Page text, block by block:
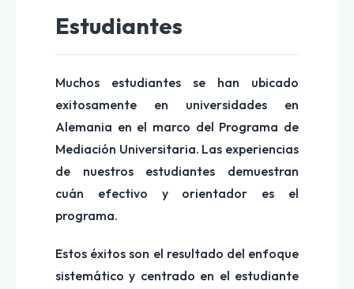
Estudiantes
Muchos estudiantes se han ubicado
exitosamente en universidades en
Alemania en el marco del Programa de
Mediación Universitaria. Las experiencias
de nuestros estudiantes demuestran
cuán efectivo y orientador es el
programa.
Estos éxitos son el resultado del enfoque
sistemático y centrado en el estudiante